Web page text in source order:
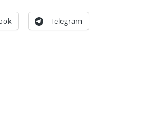
Telegram